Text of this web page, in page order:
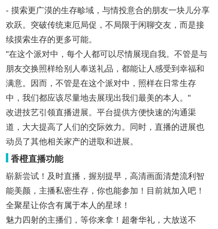
- 摸索更广漠的生存畛域，与情投意合的朋友一块儿分享
欢跃。突破传统束厄局促，不局限于闲聊交友，而是接
续摸索生存的更多可能。
"在这个派对中，每个人都可以尽情展现自我。不管是与
朋友交换照样给别人奉送礼品，都能让人感受到幸福和
满意。因而，不管是在这个派对中，照样在日常生存
中，我们都应该尽量地去展现出我们最美的本人。"
改进技艺引领直播进展。平台提供方便快速的沟通渠
道，大大提高了人们的交际效力。同时，直播的进展也
动员了其他相关家产的进取和进展。
香橙直播功能
崭新尝试！及时直播，握别提早，高清画面清楚流利智
能美颜，主播私密生存，你也能参加！目前就加入吧！
全聚星让你含有属于本人的星球！
魅力四射的主播们，等你来拿！超奢华礼，大放送不